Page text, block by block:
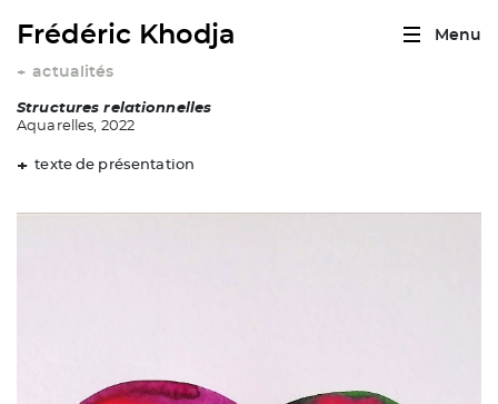
Frédéric Khodja
+ actualités
Menu
Structures relationnelles
Aquarelles, 2022
texte de présentation